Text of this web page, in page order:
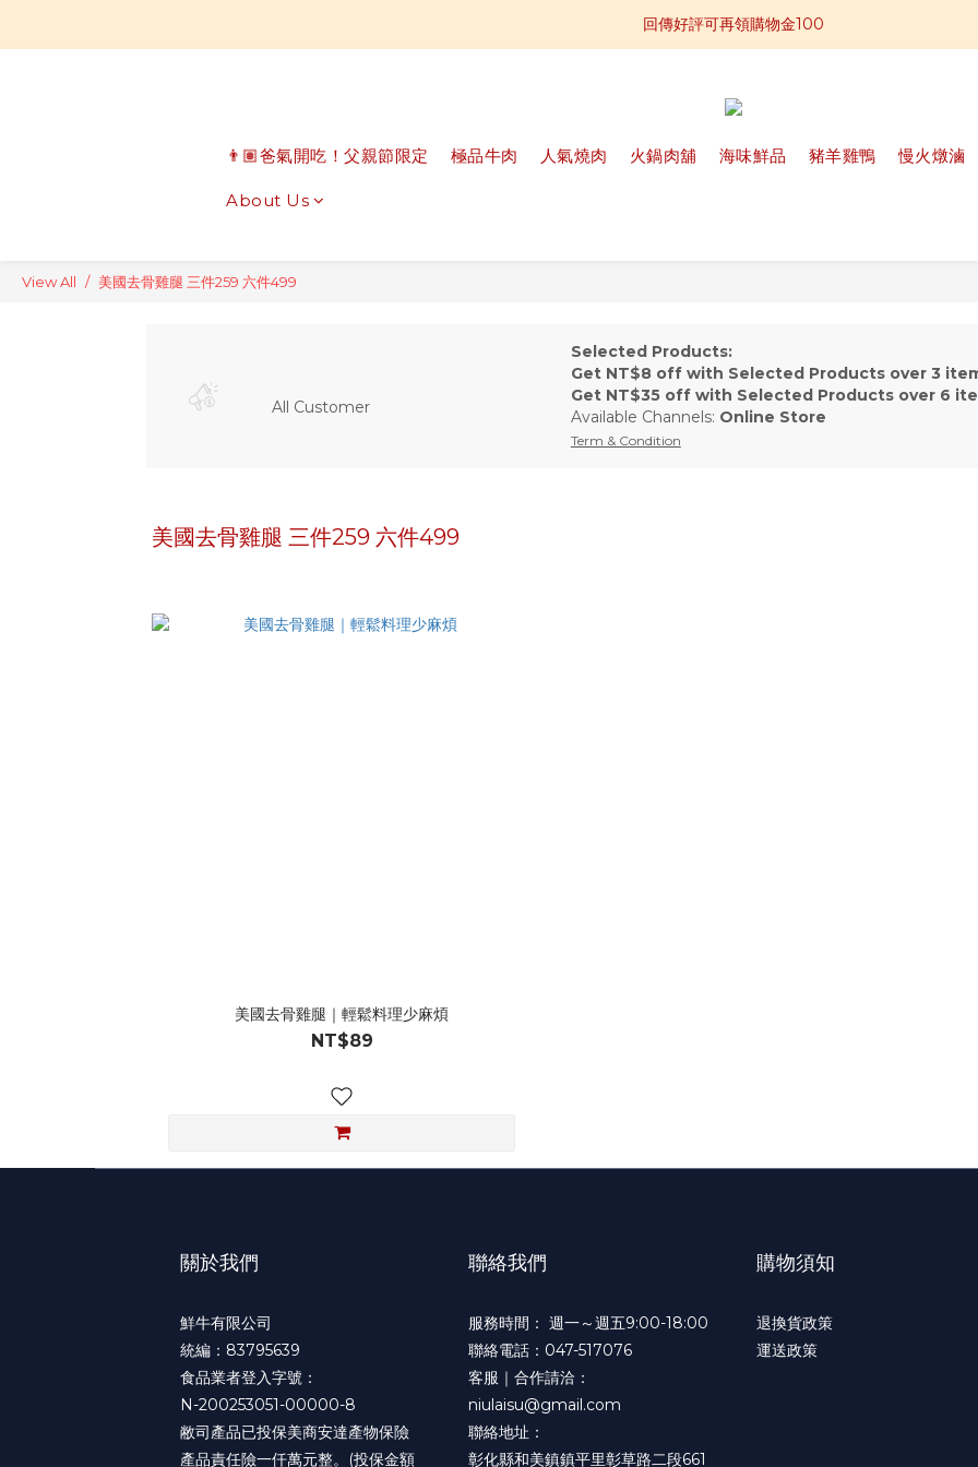
📣全館滿$2,800免運贈板腱牛排一包
回傳好評可再領購物金100
📣全館滿$2,800免運贈板腱牛排一包
👨🏽爸氣開吃！父親節限定 極品牛肉 人氣燒肉 火鍋肉舖 海味鮮品 豬羊雞鴨 慢火燉滷
About Us
View All 美國去骨雞腿 三件259 六件499
All Customer
Selected Products:
Get NT$8 off with Selected Products over 3
Get NT$35 off with Selected Products over 6
Available Channels: Online Store
Term & Condition
美國去骨雞腿 三件259 六件499
美國去骨雞腿｜輕鬆料理少麻煩
NT$89
關於我們
鮮牛有限公司
統編：83795639
食品業者登入字號：
N-200253051-00000-8
敝司產品已投保美商安達產物保險
產品責任險一仟萬元整。(投保金額
聯絡我們
服務時間： 週一～週五9:00-18:00
聯絡電話：047-517076
客服｜合作請洽：
niulaisu@gmail.com
聯絡地址：
彰化縣和美鎮鎮平里彰草路二段661
購物須知
退換貨政策
運送政策